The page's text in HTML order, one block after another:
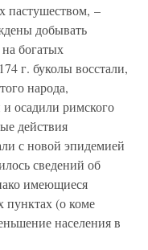
пастушеством, –
добывать
богатых
г. буколы восстали,
народа,
и осадили римского
действия
с новой эпидемией
сведений об
имеющиеся
пунктах (о коме
населения в